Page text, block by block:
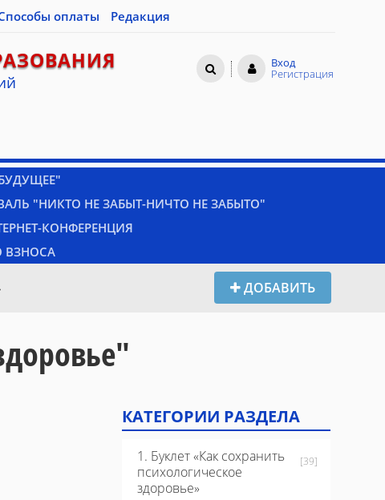
оплаты Редакция
Вход
Регистрация
"НИКТО НЕ ЗАБЫТ-НИЧТО НЕ ЗАБЫТО"
КОНФЕРЕНЦИЯ
ВЗНОСА
ДОБАВИТЬ
КАТЕГОРИИ РАЗДЕЛА
1. Буклет «Как сохранить
психологическое
здоровье»
[39]